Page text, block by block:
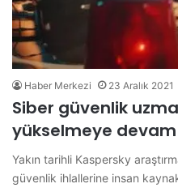
Haber Merkezi 23 Aralık 2021
Siber güvenlik
yükselmeye
Yakın tarihli Kaspersky
güvenlik ihlallerine insan